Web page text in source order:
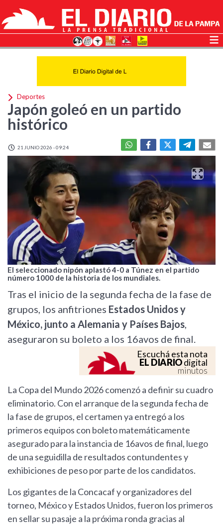
Deportes
Japón goleó en un partido
histórico
21 JUNIO 2026 - 09:24
El seleccionado nipón aplastó 4-0 a Túnez en el partido
número 1000 de la historia de los mundiales.
Tras el inicio de la segunda fecha de la fase de
grupos, los anfitriones Estados Unidos y
México, junto a Alemania y Países Bajos,
aseguraron su boleto a los 16avos de final.
Escuchá esta nota
EL DIARIOdigital
minutos
La Copa del Mundo 2026 comenzó a definir su cuadro
eliminatorio. Con el arranque de la segunda fecha de
la fase de grupos, el certamen ya entregó a los
primeros equipos con boleto matemáticamente
asegurado para la instancia de 16avos de final, luego
de una seguidilla de resultados contundentes y
exhibiciones de peso por parte de los candidatos.
Los gigantes de la Concacaf y organizadores del
torneo, México y Estados Unidos, fueron los primeros
en sellar su pasaje a la próxima ronda gracias al